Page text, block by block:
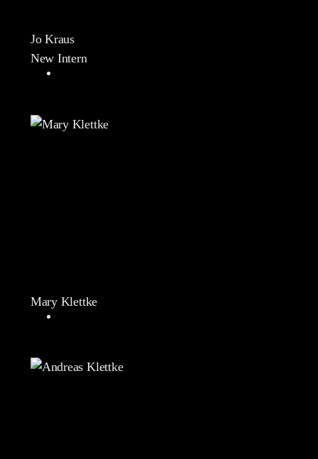
Jo Kraus
New Intern
Mary Klettke